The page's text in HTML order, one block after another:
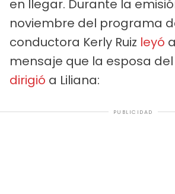
en llegar. Durante la
noviembre del programa
conductora Kerly Ruiz leyó
mensaje que la esposa
dirigió a Liliana:
PUBLICIDAD